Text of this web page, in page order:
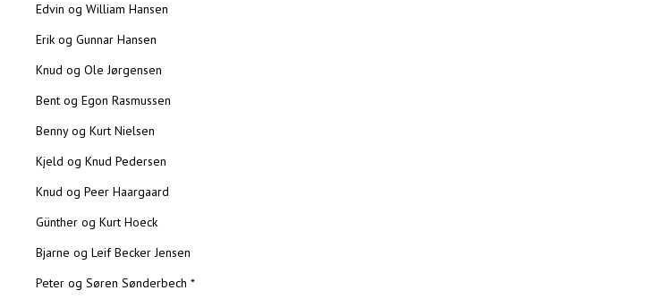
Edvin og William Hansen
Erik og Gunnar Hansen
Knud og Ole Jørgensen
Bent og Egon Rasmussen
Benny og Kurt Nielsen
Kjeld og Knud Pedersen
Knud og Peer Haargaard
Günther og Kurt Hoeck
Bjarne og Leif Becker Jensen
Peter og Søren Sønderbech *